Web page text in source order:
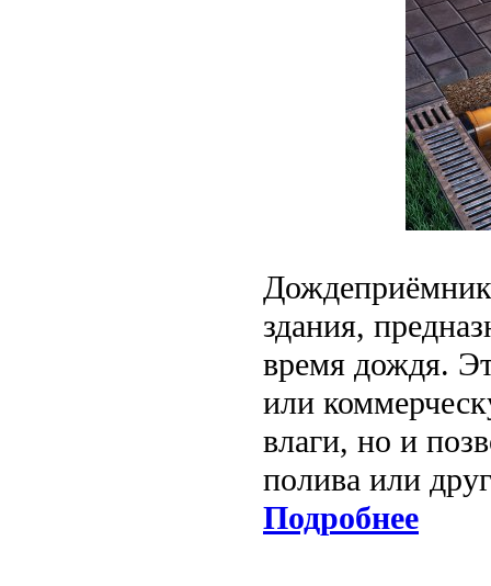
здания,
время дождя.
или
влаги, но и
полива или
Подробнее